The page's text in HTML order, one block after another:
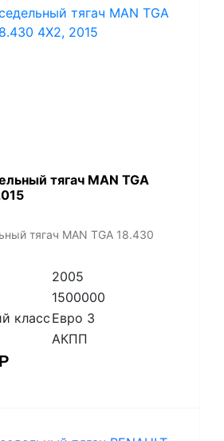
тягач MAN TGA
тягач MAN TGA 18.430
2005
1500000
классЕвро 3
АКПП
Р